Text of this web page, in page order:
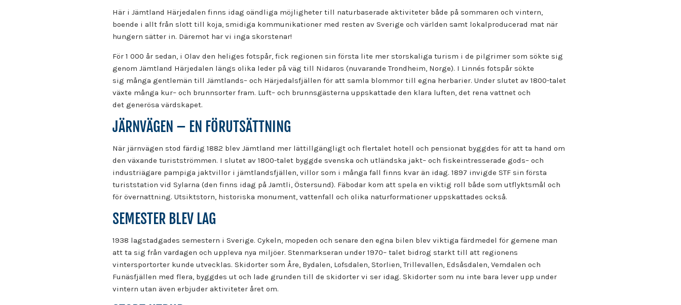
Här i Jämtland Härjedalen finns idag oändliga möjligheter till naturbaserade aktiviteter både på sommaren och vintern,
boende i allt från slott till koja, smidiga kommunikationer med resten av Sverige och världen samt lokalproducerad mat när
hungern sätter in. Däremot har vi inga skorstenar!
För 1 000 år sedan, i Olav den heliges fotspår, fick regionen sin första lite mer storskaliga turism i de pilgrimer som sökte sig
genom Jämtland Härjedalen längs olika leder på väg till Nidaros (nuvarande Trondheim, Norge). I Linnés fotspår sökte
sig många gentlemän till Jämtlands– och Härjedalsfjällen för att samla blommor till egna herbarier. Under slutet av 1800-talet
växte många kur– och brunnsorter fram. Luft– och brunnsgästerna uppskattade den klara luften, det rena vattnet och
det generösa värdskapet.
JÄRNVÄGEN – EN FÖRUTSÄTTNING
När järnvägen stod färdig 1882 blev Jämtland mer lättillgängligt och flertalet hotell och pensionat byggdes för att ta hand om
den växande turistströmmen. I slutet av 1800-talet byggde svenska och utländska jakt– och fiskeintresserade gods– och
industriägare pampiga jaktvillor i jämtlandsfjällen, villor som i många fall finns kvar än idag. 1897 invigde STF sin första
turiststation vid Sylarna (den finns idag på Jamtli, Östersund). Fäbodar kom att spela en viktig roll både som utflyktsmål och
för övernattning. Utsiktstorn, historiska monument, vattenfall och olika naturformationer uppskattades också.
SEMESTER BLEV LAG
1938 lagstadgades semestern i Sverige. Cykeln, mopeden och senare den egna bilen blev viktiga färdmedel för gemene man
att ta sig från vardagen och uppleva nya miljöer. Stenmarkseran under 1970– talet bidrog starkt till att regionens
vintersportorter kunde utvecklas. Skidorter som Åre, Bydalen, Lofsdalen, Storlien, Trillevallen, Edsåsdalen, Vemdalen och
Funäsfjällen med flera, byggdes ut och lade grunden till de skidorter vi ser idag. Skidorter som nu inte bara lever upp under
vintern utan även erbjuder aktiviteter året om.